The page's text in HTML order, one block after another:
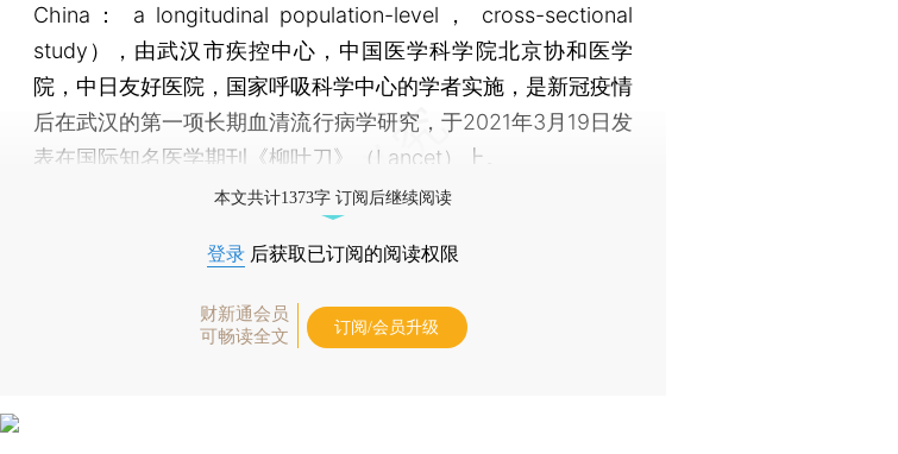
China： a longitudinal population-level， cross-sectional
study），由武汉市疾控中心，中国医学科学院北京协和医学
院，中日友好医院，国家呼吸科学中心的学者实施，是新冠疫情
后在武汉的第一项长期血清流行病学研究，于2021年3月19日发
表在国际知名医学期刊《柳叶刀》（Lancet）上。
本文共计1373字 订阅后继续阅读
登录 后获取已订阅的阅读权限
财新通会员
可畅读全文
订阅/会员升级